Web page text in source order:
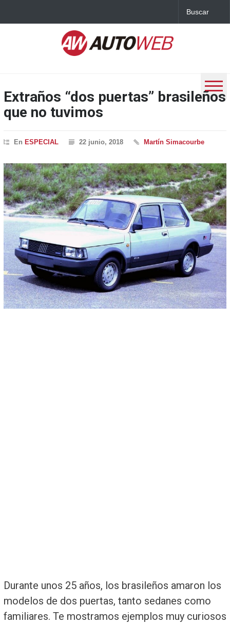
Extraños “dos puertas” brasileños
que no tuvimos
En ESPECIAL 22 junio, 2018 Martín Simacourbe
Durante unos 25 años, los brasileños amaron los
modelos de dos puertas, tanto sedanes como
familiares. Te mostramos ejemplos muy curiosos